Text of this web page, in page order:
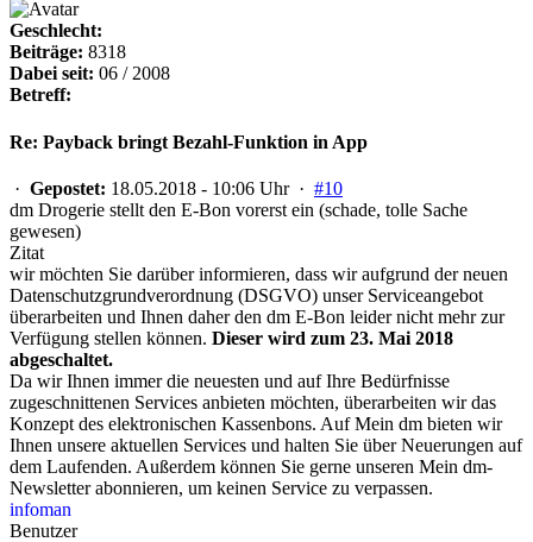
Geschlecht:
Beiträge: 8318
Dabei seit: 06 / 2008
Betreff:
Re: Payback bringt Bezahl-Funktion in App
· Gepostet: 18.05.2018 - 10:06 Uhr · #10
dm Drogerie stellt den E-Bon vorerst ein (schade, tolle Sache
gewesen)
Zitat
wir möchten Sie darüber informieren, dass wir aufgrund der neuen
Datenschutzgrundverordnung (DSGVO) unser Serviceangebot
überarbeiten und Ihnen daher den dm E-Bon leider nicht mehr zur
Verfügung stellen können. Dieser wird zum 23. Mai 2018
abgeschaltet.
Da wir Ihnen immer die neuesten und auf Ihre Bedürfnisse
zugeschnittenen Services anbieten möchten, überarbeiten wir das
Konzept des elektronischen Kassenbons. Auf Mein dm bieten wir
Ihnen unsere aktuellen Services und halten Sie über Neuerungen auf
dem Laufenden. Außerdem können Sie gerne unseren Mein dm-
Newsletter abonnieren, um keinen Service zu verpassen.
infoman
Benutzer